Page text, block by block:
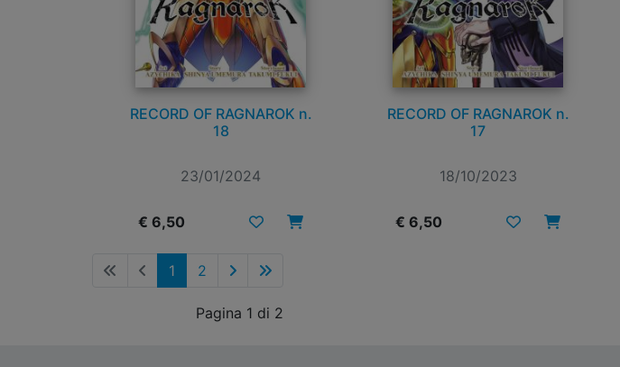
RECORD OF RAGNAROK n.
18
23/01/2024
€ 6,50
RECORD OF RAGNAROK n.
17
18/10/2023
€ 6,50
1 2
Pagina 1 di 2